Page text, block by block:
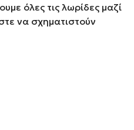
όλες τις λωρίδες μαζί
να σχηματιστούν